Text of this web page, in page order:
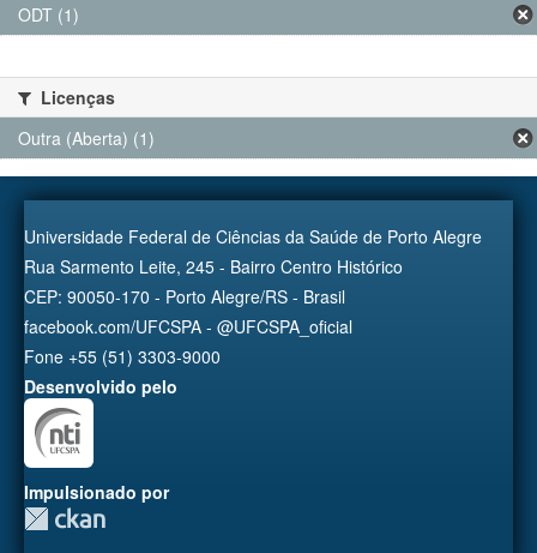
ODT (1)
Licenças
Outra (Aberta) (1)
Universidade Federal de Ciências da Saúde de Porto Alegre
Rua Sarmento Leite, 245 - Bairro Centro Histórico
CEP: 90050-170 - Porto Alegre/RS - Brasil
facebook.com/UFCSPA - @UFCSPA_oficial
Fone +55 (51) 3303-9000
Desenvolvido pelo
Impulsionado por